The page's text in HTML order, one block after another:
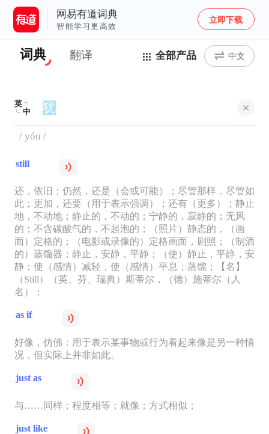
网易有道词典
智能学习更高效
立即下载
词典 翻译 全部产品 中文
英
中
/ yóu /
still
还，依旧；仍然，还是（会或可能）；尽管那样，尽管如
此；更加，还要（用于表示强调）；还有（更多）；静止
地，不动地；静止的，不动的；宁静的，寂静的；无风
的；不含碳酸气的，不起泡的；（照片）静态的，（画
面）定格的；（电影或录像的）定格画面，剧照；（制酒
的）蒸馏器；静止，安静，平静；（使）静止，平静，安
静；使（感情）减轻，使（感情）平息；蒸馏；【名】
（Still）（英、芬、瑞典）斯蒂尔，（德）施蒂尔（人
名）；
as if
好像，仿佛：用于表示某事物或行为看起来像是另一种情
况，但实际上并非如此。
just as
与……同样；程度相等；就像；方式相似；
just like